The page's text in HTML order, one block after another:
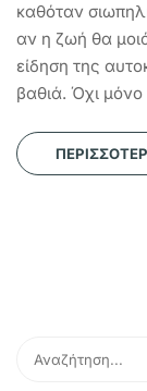
καθόταν
αν η ζωή θα
είδηση της
βαθιά. Όχι μόνο